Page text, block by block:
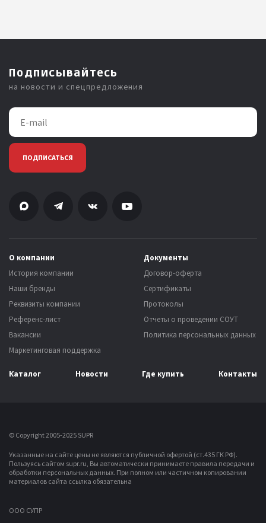
Подписывайтесь
на новости и спецпредложения
ПОДПИСАТЬСЯ
О компании
История компании
Наши бренды
Реквизиты компании
Референс-лист
Вакансии
Маркетинговая поддержка
Документы
Договор-оферта
Сертификаты
Протоколы
Отчеты о проведении СОУТ
Политика персональных данных
Каталог Новости Где купить Контакты
© Copyright 2005-2025 SUPR
Указанные на сайте цены не являются публичной офертой (ст.435 ГК РФ).
Пользуясь сайтом supr.ru, Вы автоматически принимаете правила передачи и
обработки персональных данных. При полном или частичном копировании
материалов сайта ссылка обязательна
OOO СУПР